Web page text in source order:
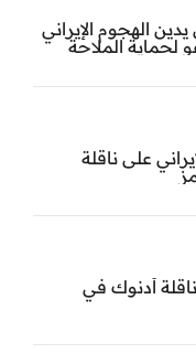
الهجوم الإيراني
لحماية الملاحة
على ناقلة
أدنوك في